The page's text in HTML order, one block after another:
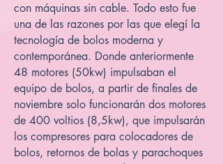
con máquinas sin cable. Todo esto fue
una de las razones por las que elegí la
tecnología de bolos moderna y
contemporánea. Donde anteriormente
48 motores (50kw) impulsaban el
equipo de bolos, a partir de finales de
noviembre solo funcionarán dos motores
de 400 voltios (8,5kw), que impulsarán
los compresores para colocadores de
bolos, retornos de bolas y parachoques